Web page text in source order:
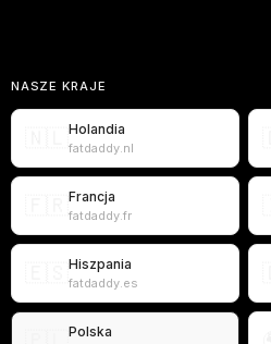
NASZE KRAJE
Holandia
fatdaddy.nl
Francja
fatdaddy.fr
Hiszpania
fatdaddy.es
Polska